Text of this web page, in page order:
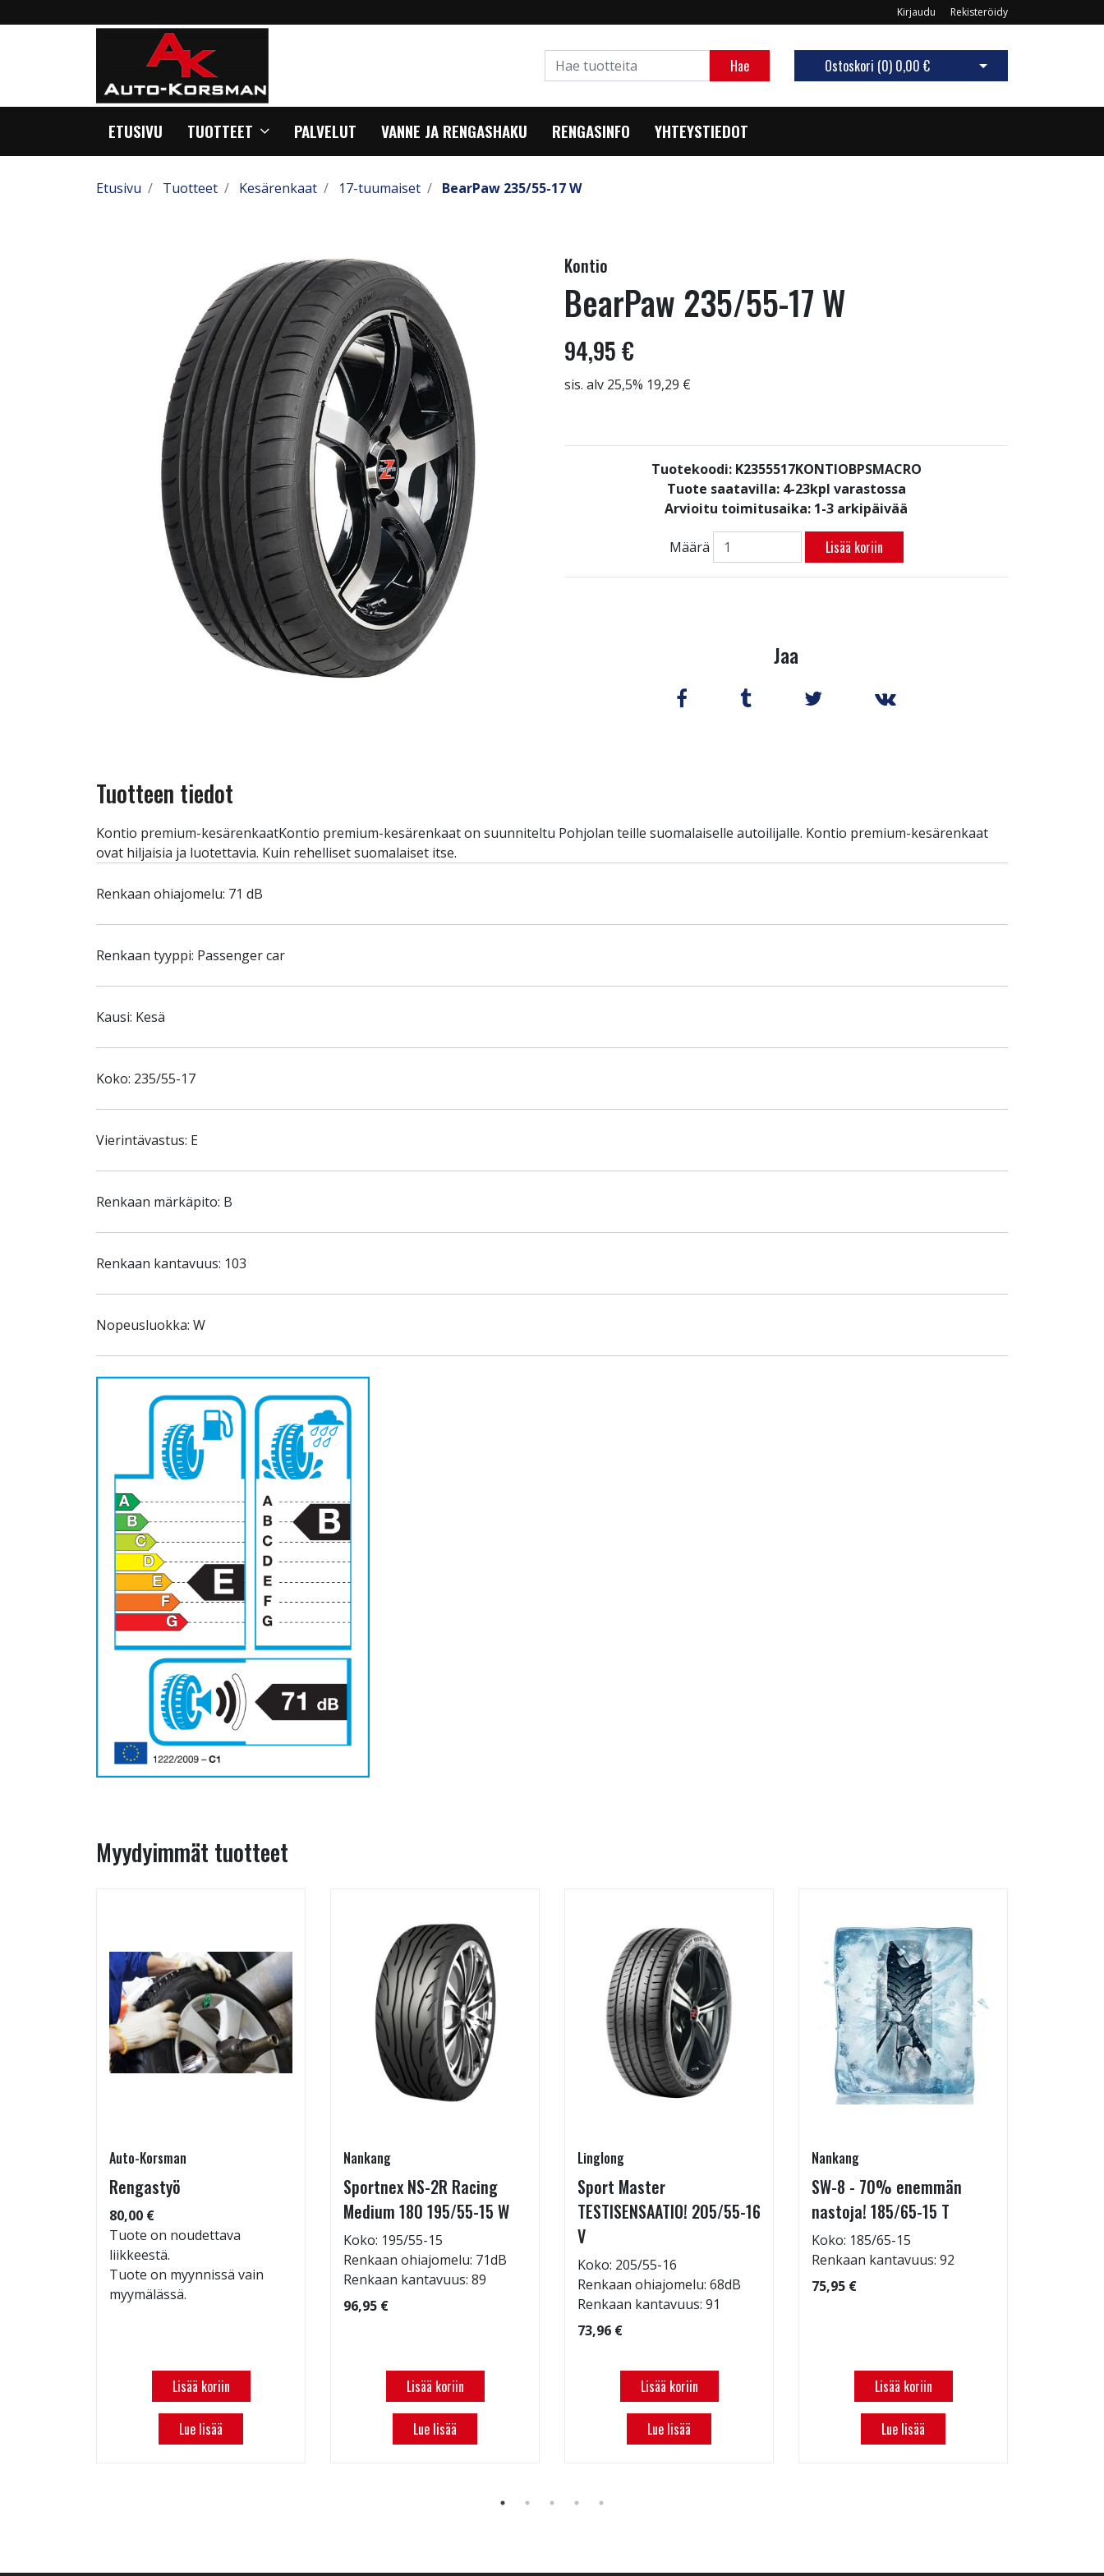
Kirjaudu Rekisteröidy
Hae Ostoskori (0) 0,00 € Avaa ostoskori
ETUSIVU TUOTTEET PALVELUT VANNE JA RENGASHAKU RENGASINFO YHTEYSTIEDOT
Etusivu Tuotteet Kesärenkaat 17-tuumaiset BearPaw 235/55-17 W
Kontio
BearPaw 235/55-17 W
94,95 €
sis. alv 25,5% 19,29 €
Tuotekoodi: K2355517KONTIOBPSMACRO
Tuote saatavilla: 4-23kpl varastossa
Arvioitu toimitusaika: 1-3 arkipäivää
Määrä Lisää koriin
Jaa
Tuotteen tiedot
Kontio premium-kesärenkaatKontio premium-kesärenkaat on suunniteltu Pohjolan teille suomalaiselle autoilijalle. Kontio premium-kesärenkaat
ovat hiljaisia ja luotettavia. Kuin rehelliset suomalaiset itse.
Renkaan ohiajomelu: 71 dB
Renkaan tyyppi: Passenger car
Kausi: Kesä
Koko: 235/55-17
Vierintävastus: E
Renkaan märkäpito: B
Renkaan kantavuus: 103
Nopeusluokka: W
Myydyimmät tuotteet
Auto-Korsman
Rengastyö
80,00 €
Tuote on noudettava
liikkeestä.
Tuote on myynnissä vain
myymälässä.
Lisää koriin
Lue lisää
Nankang
Sportnex NS-2R Racing
Medium 180 195/55-15 W
Koko: 195/55-15
Renkaan ohiajomelu: 71dB
Renkaan kantavuus: 89
96,95 €
Lisää koriin
Lue lisää
Linglong
Sport Master
TESTISENSAATIO! 205/55-16
V
Koko: 205/55-16
Renkaan ohiajomelu: 68dB
Renkaan kantavuus: 91
73,96 €
Lisää koriin
Lue lisää
Nankang
SW-8 - 70% enemmän
nastoja! 185/65-15 T
Koko: 185/65-15
Renkaan kantavuus: 92
75,95 €
Lisää koriin
Lue lisää